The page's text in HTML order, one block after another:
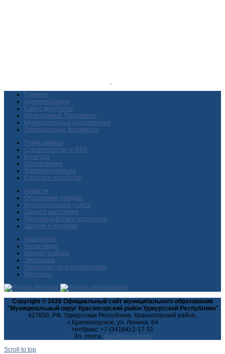
Главная
Администрация
Совет депутатов
Молодежный Парламент
Муниципальные образования
Официальные документы
Глава района
Строительство и ЖКХ
Культура
Образование
Здравоохранение
Сельское хозяйство
Новости
Обращения граждан
Муниципальные услуги
Защита населения
Противодействие коррупции
Закупки и продажи
Наш район
Наши люди
Бюджет района
Экономика
Предприятия и организации
Контакты
Copyright © 2026 Официальный сайт муниципального образования
"Муниципальный округ Красногорский район Удмуртской Республики"
427650, РФ, Удмуртская Республика, Красногорский район,
с.Красногорское, ул. Ленина, 64
тел/факс: +7 (34164) 2-17-51
Эл. почта:
Scroll to top